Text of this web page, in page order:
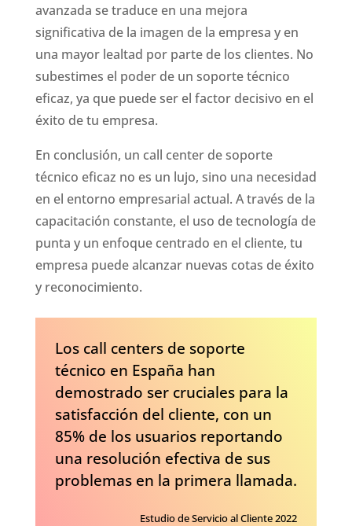
avanzada se traduce en una mejora
significativa de la imagen de la empresa y en
una mayor lealtad por parte de los clientes. No
subestimes el poder de un soporte técnico
eficaz, ya que puede ser el factor decisivo en el
éxito de tu empresa.
En conclusión, un call center de soporte
técnico eficaz no es un lujo, sino una necesidad
en el entorno empresarial actual. A través de la
capacitación constante, el uso de tecnología de
punta y un enfoque centrado en el cliente, tu
empresa puede alcanzar nuevas cotas de éxito
y reconocimiento.
Los call centers de soporte
técnico en España han
demostrado ser cruciales para la
satisfacción del cliente, con un
85% de los usuarios reportando
una resolución efectiva de sus
problemas en la primera llamada.
Estudio de Servicio al Cliente 2022